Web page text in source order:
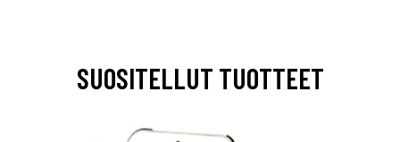
SUOSITELLUT TUOTTEET